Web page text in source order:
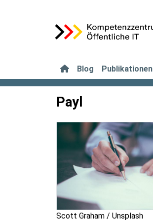
Blog Publikationen
Payl
Scott Graham / Unsplash